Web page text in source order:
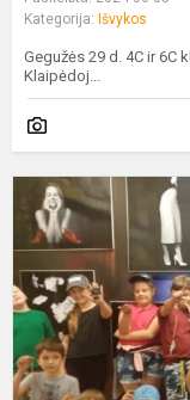
Kategorija: Išvykos
Gegužės 29 d. 4C ir 6C
Klaipėdoj...